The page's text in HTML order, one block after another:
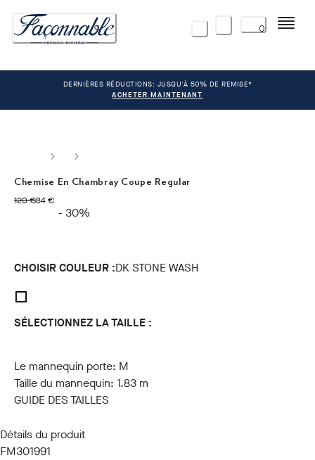
0 Menu
DERNIÈRES RÉDUCTIONS: JUSQU'À 50% DE REMISE*
ACHETER MAINTENANT
Chemise En Chambray Coupe Regular
120 €
original price 120 €
84 €
current price 84 €
- 30%
CHOISIR COULEUR :DK STONE WASH
SÉLECTIONNEZ LA TAILLE :
Le mannequin porte: M
Taille du mannequin: 1.83 m
GUIDE DES TAILLES
Détails du produit
FM301991